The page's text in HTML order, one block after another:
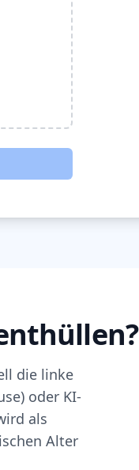
die linke
oder KI-
als
Alter